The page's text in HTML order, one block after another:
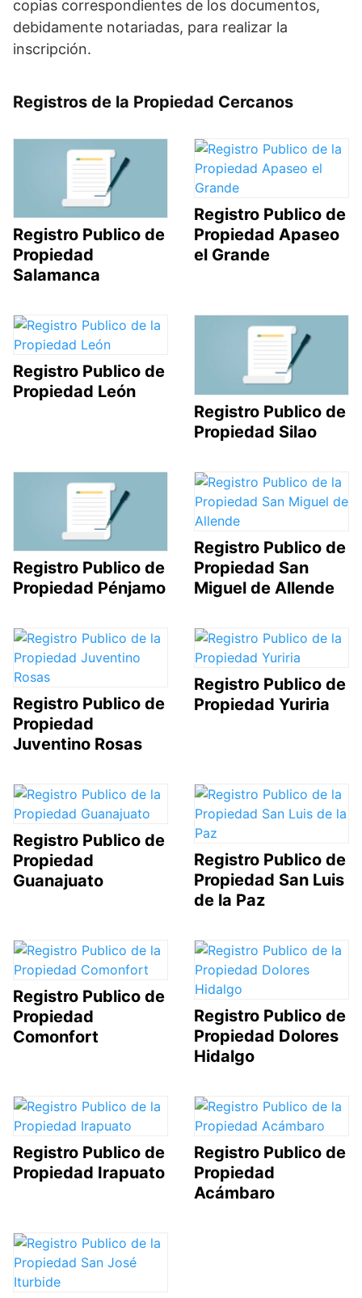
copias correspondientes de los documentos,
debidamente notariadas, para realizar la
inscripción.
Registros de la Propiedad Cercanos
Registro Publico de
Propiedad
Salamanca
Registro Publico de
Propiedad Apaseo
el Grande
Registro Publico de
Propiedad León
Registro Publico de
Propiedad Silao
Registro Publico de
Propiedad Pénjamo
Registro Publico de
Propiedad San
Miguel de Allende
Registro Publico de
Propiedad
Juventino Rosas
Registro Publico de
Propiedad Yuriria
Registro Publico de
Propiedad
Guanajuato
Registro Publico de
Propiedad San Luis
de la Paz
Registro Publico de
Propiedad
Comonfort
Registro Publico de
Propiedad Dolores
Hidalgo
Registro Publico de
Propiedad Irapuato
Registro Publico de
Propiedad
Acámbaro